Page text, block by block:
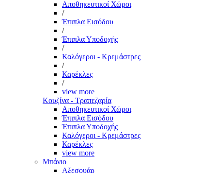
Αποθηκευτικοί Χώροι
/
Έπιπλα Εισόδου
/
Έπιπλα Υποδοχής
/
Καλόγεροι - Κρεμάστρες
/
Καρέκλες
/
view more
Κουζίνα - Τραπεζαρία
Αποθηκευτικοί Χώροι
Έπιπλα Εισόδου
Έπιπλα Υποδοχής
Καλόγεροι - Κρεμάστρες
Καρέκλες
view more
Μπάνιο
Αξεσουάρ